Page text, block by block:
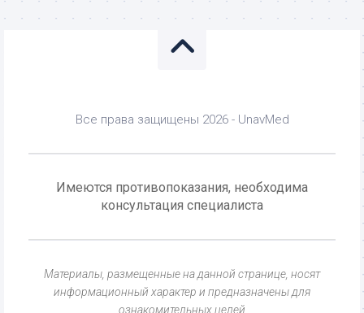
Все права защищены 2026 - UnavMed
Имеются противопоказания, необходима
консультация специалиста
Материалы, размещенные на данной странице, носят
информационный характер и предназначены для
ознакомительных целей